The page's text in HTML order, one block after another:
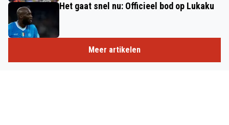
Het gaat snel nu: Officieel bod op Lukaku
Meer artikelen